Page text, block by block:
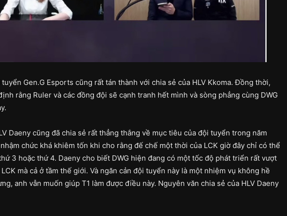
tuyển Gen.G Esports cũng rất tán thành với chia sẻ của HLV Kkoma. Đồng thời,
rằng Ruler và các đồng đội sẽ cạnh tranh hết mình và sòng phẳng cùng DWG
Daeny cũng đã chia sẻ rất thẳng thắng về mục tiêu của đội tuyển trong năm
nhậm chức khá khiêm tốn khi cho rằng đế chế một thời của LCK giờ đây chỉ có thể
3 hoặc thứ 4. Daeny cho biết DWG hiện đang có một tốc độ phát triển rất vượt
mà cả ở tầm thế giới. Và ngăn cản đội tuyển này là một nhiệm vụ không hề
anh vẫn muốn giúp T1 làm được điều này. Nguyên văn chia sẻ của HLV Daeny